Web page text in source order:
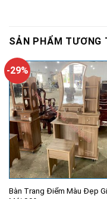
SẢN PHẨM TƯƠNG
-29%
Bàn Trang Điểm Màu Đẹp